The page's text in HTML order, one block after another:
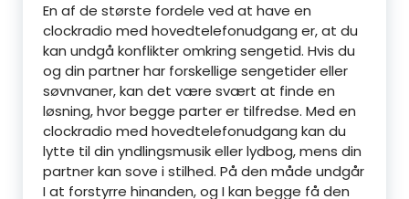
En af de største fordele ved at have en
clockradio med hovedtelefonudgang er, at du
kan undgå konflikter omkring sengetid. Hvis du
og din partner har forskellige sengetider eller
søvnvaner, kan det være svært at finde en
løsning, hvor begge parter er tilfredse. Med en
clockradio med hovedtelefonudgang kan du
lytte til din yndlingsmusik eller lydbog, mens din
partner kan sove i stilhed. På den måde undgår
I at forstyrre hinanden, og I kan begge få den